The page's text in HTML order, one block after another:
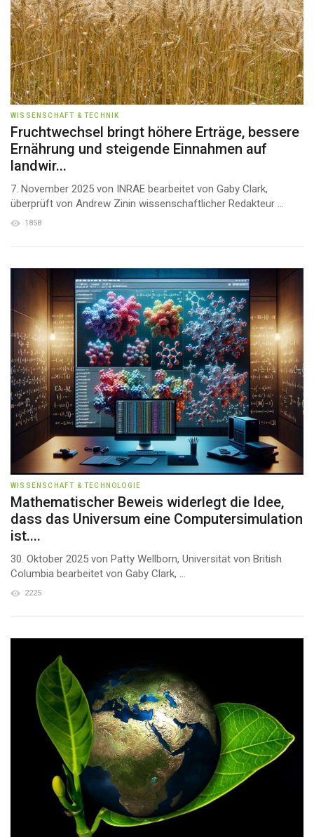
WISSENSCHAFT & TECHNIK
Fruchtwechsel bringt höhere Erträge, bessere
Ernährung und steigende Einnahmen auf
landwir...
7. November 2025 von INRAE bearbeitet von Gaby Clark,
überprüft von Andrew Zinin wissenschaftlicher Redakteur ...
1858
WISSENSCHAFT & TECHNOLOGIE
Mathematischer Beweis widerlegt die Idee,
dass das Universum eine Computersimulation
ist....
30. Oktober 2025 von Patty Wellborn, Universität von British
Columbia bearbeitet von Gaby Clark, ...
2225